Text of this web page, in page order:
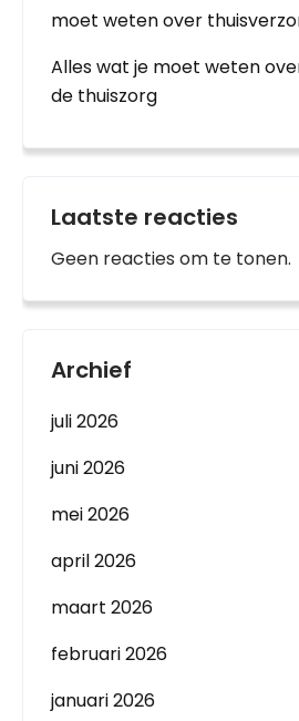
moet weten over
Alles wat je moet weten
de thuiszorg
Laatste reacties
Geen reacties om te tonen.
Archief
juli 2026
juni 2026
mei 2026
april 2026
maart 2026
februari 2026
januari 2026